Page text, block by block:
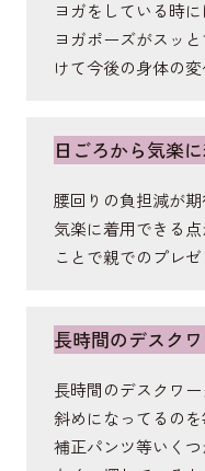
足の内側にある筋
サポート。美姿勢
ヨガをしている時
ヨガポーズがスッ
けて今後の身体の変
日ごろから気楽
腰回りの負担減が
気楽に着用できる
ことで親でのプレ
長時間のデスクワ
長時間のデスクワ
斜めになってるの
補正パンツ等いく